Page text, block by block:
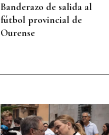
Banderazo de salida al
fútbol provincial de
Ourense